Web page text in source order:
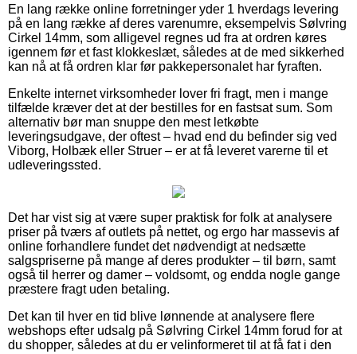
En lang række online forretninger yder 1 hverdags levering
på en lang række af deres varenumre, eksempelvis Sølvring
Cirkel 14mm, som alligevel regnes ud fra at ordren køres
igennem før et fast klokkeslæt, således at de med sikkerhed
kan nå at få ordren klar før pakkepersonalet har fyraften.
Enkelte internet virksomheder lover fri fragt, men i mange
tilfælde kræver det at der bestilles for en fastsat sum. Som
alternativ bør man snuppe den mest letkøbte
leveringsudgave, der oftest – hvad end du befinder sig ved
Viborg, Holbæk eller Struer – er at få leveret varerne til et
udleveringssted.
Det har vist sig at være super praktisk for folk at analysere
priser på tværs af outlets på nettet, og ergo har massevis af
online forhandlere fundet det nødvendigt at nedsætte
salgspriserne på mange af deres produkter – til børn, samt
også til herrer og damer – voldsomt, og endda nogle gange
præstere fragt uden betaling.
Det kan til hver en tid blive lønnende at analysere flere
webshops efter udsalg på Sølvring Cirkel 14mm forud for at
du shopper, således at du er velinformeret til at få fat i den